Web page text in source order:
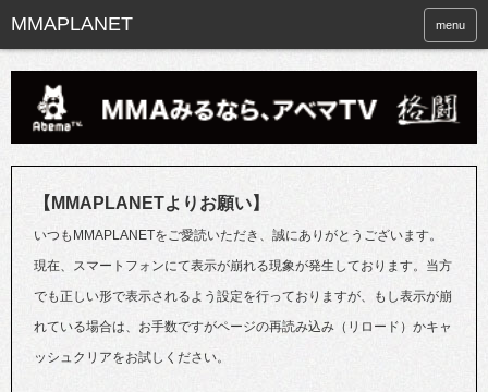
menu
【MMAPLANETよりお願い】
いつもMMAPLANETをご愛読いただき、誠にありがとうございます。
現在、スマートフォンにて表示が崩れる現象が発生しております。当方
でも正しい形で表示されるよう設定を行っておりますが、もし表示が崩
れている場合は、お手数ですがページの再読み込み（リロード）かキャ
ッシュクリアをお試しください。